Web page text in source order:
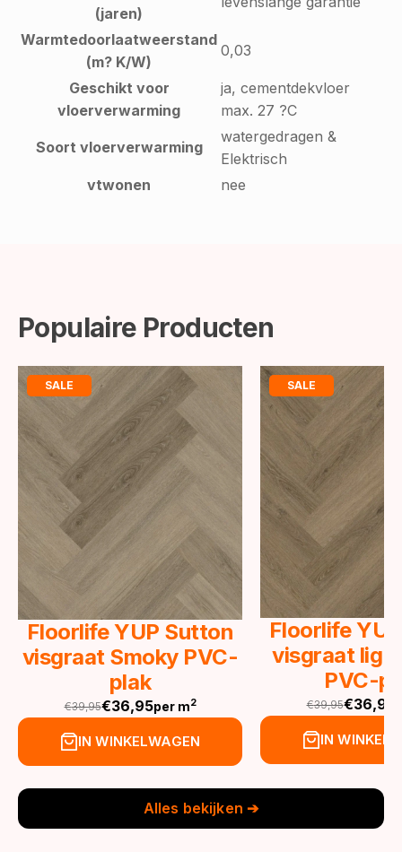
(jaren)
Warmtedoorlaatweerstand
(m? K/W)
0,03
Geschikt voor
vloerverwarming
ja, cementdekvloer
max. 27 ?C
Soort vloerverwarming
watergedragen &
Elektrisch
vtwonen
nee
Populaire Producten
SALE
Floorlife YUP Sutton
visgraat Smoky PVC-
plak
€39,95
Oorspronkelijke
prijs
€36,95
Huidige
prijs
per m2
IN WINKELWAGEN
SALE
Floorlife
visgraat
PVC-
€39,95
prijs
€36,95
Huidige
prijs
IN
Alles bekijken ➔